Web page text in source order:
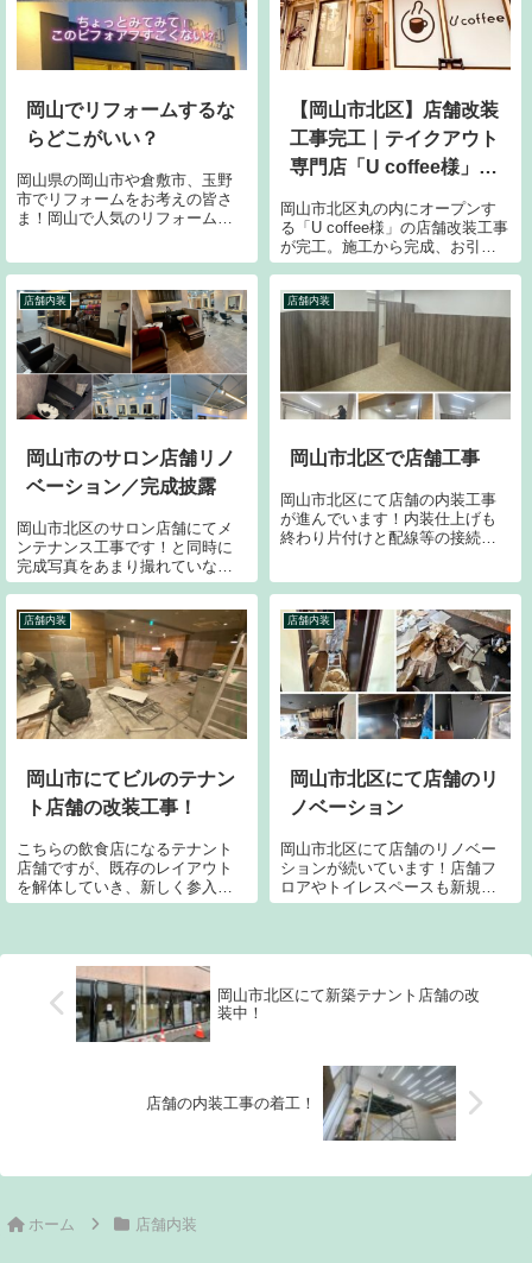
岡山でリフォームするな
らどこがいい？
岡山県の岡山市や倉敷市、玉野
市でリフォームをお考えの皆さ
ま！岡山で人気のリフォーム業
リフォーム会社ランキング上位
◎口コミ高評価なリフォーム専
門店上位戸建て住宅・マンショ
ン・アパート・店...
【岡山市北区】店舗改装
工事完工｜テイクアウト
専門店「U coffee様」店
岡山市北区丸の内にオープンす
る「U coffee様」の店舗改装工事
が完工。施工から完成、お引き
渡しまでの様子をご紹介しま
手掛けるネストコーポレーショ
ン岡山の施工事例です。
店舗内装
岡山市のサロン店舗リノ
ベーション／完成披露
岡山市北区のサロン店舗にてメ
ンテナンス工事です！と同時に
完成写真をあまり撮れていなか
ったのでパシャリ。我ながらこ
ホレボレしてしまいます。自分
のプロデュースした作品を観
て、気分が高揚しないようでは
アウトですよね。
店舗内装
岡山市北区で店舗工事
岡山市北区にて店舗の内装工事
が進んでいます！内装仕上げも
終わり片付けと配線等の接続、
はサイン看板のみ。出来上がり
を乞うご期待ください。
店舗内装
岡山市にてビルのテナン
ト店舗の改装工事！
こちらの飲食店になるテナント
店舗ですが、既存のレイアウト
を解体していき、新しく参入す
る店舗へと生まれ変わらせてい
離れた指定駐車場へと搬出して
いく、重労働ですが職人たち本
当に気持ち良く動いて頑張って
くれてます。施主様にはもちろ
んの事、愉快な仲間たちにも尽
店舗内装
岡山市北区にて店舗のリ
ノベーション
岡山市北区にて店舗のリノベー
ションが続いています！店舗フ
ロアやトイレスペースも新規に
張り替えていきます。個人的に
す。
岡山市北区にて新築テナント店舗の改
装中！
店舗の内装工事の着工！
ホーム 店舗内装